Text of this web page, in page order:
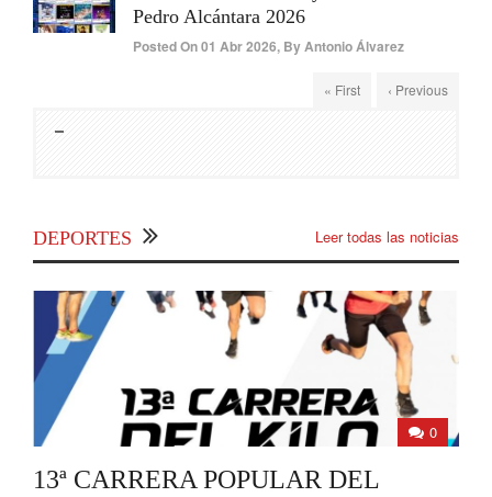
Pedro Alcántara 2026
Posted On01 Abr 2026, ByAntonio Álvarez
« First ‹ Previous
DEPORTES Leer todas las noticias
0
13ª CARRERA POPULAR DEL